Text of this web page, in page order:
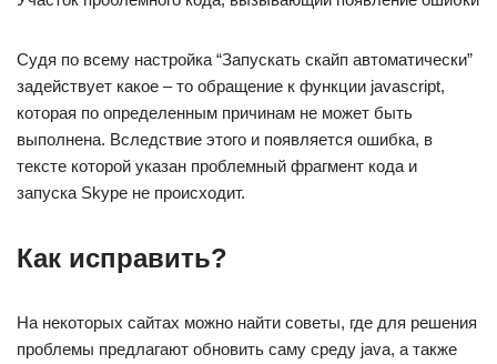
Судя по всему настройка “Запускать скайп автоматически”
задействует какое – то обращение к функции javascript,
которая по определенным причинам не может быть
выполнена. Вследствие этого и появляется ошибка, в
тексте которой указан проблемный фрагмент кода и
запуска Skype не происходит.
Как исправить?
На некоторых сайтах можно найти советы, где для решения
проблемы предлагают обновить саму среду java, а также